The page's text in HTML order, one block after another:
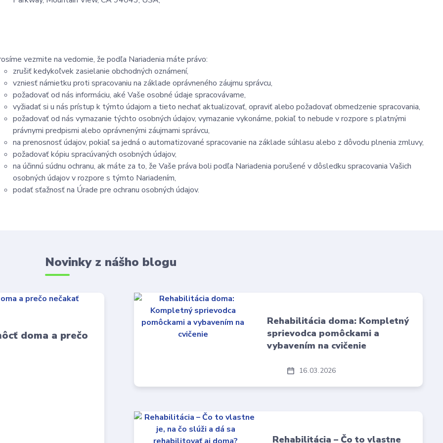
vezmite na vedomie, že podľa Nariadenia máte právo:
zrušiť kedykoľvek zasielanie obchodných oznámení,
vzniesť námietku proti spracovaniu na základe oprávneného záujmu správcu,
požadovať od nás informáciu, aké Vaše osobné údaje spracovávame,
vyžiadať si u nás prístup k týmto údajom a tieto nechať aktualizovať, opraviť alebo požadovať obmedzenie spracovania,
požadovať od nás vymazanie týchto osobných údajov, vymazanie vykonáme, pokiaľ to nebude v rozpore s platnými
právnymi predpismi alebo oprávnenými záujmami správcu,
na prenosnosť údajov, pokiaľ sa jedná o automatizované spracovanie na základe súhlasu alebo z dôvodu plnenia zmluvy,
požadovať kópiu spracúvaných osobných údajov,
na účinnú súdnu ochranu, ak máte za to, že Vaše práva boli podľa Nariadenia porušené v dôsledku spracovania Vašich
osobných údajov v rozpore s týmto Nariadením,
podať sťažnosť na Úrade pre ochranu osobných údajov.
Novinky z nášho blogu
doma a prečo
16 03 2026
Rehabilitácia doma: Kompletný
sprievodca pomôckami a
vybavením na cvičenie
Rehabilitácia – Čo to vlastne